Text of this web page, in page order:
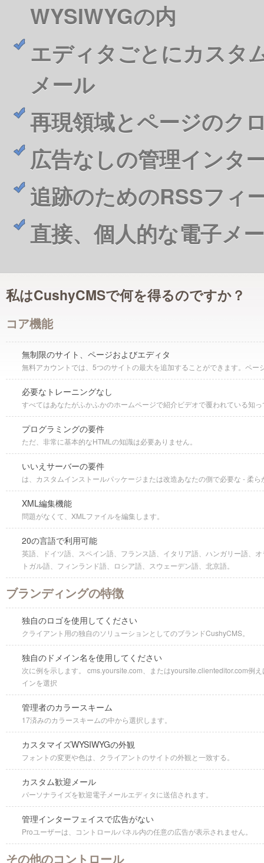
WYSIWYGの内
エディタごとにカスタ
メール
再現領域とページのク
広告なしの管理インタ
追跡のためのRSSフィ
直接、個人的な電子メ
私はCushyCMSで何を得るのですか？
コア機能
無制限のサイト、ページおよびエディタ
無料アカウントでは、5つのサイトの最大を追加することができます。ペー
必要なトレーニングなし
すべてはあなたがふかふかのホームページで紹介ビデオで覆われている知
プログラミングの要件
ただ、非常に基本的なHTMLの知識は必要ありません。
いいえサーバーの要件
は、カスタムインストールパッケージまたは改造あなたの側で必要な - 柔
XML編集機能
問題がなくて、XMLファイルを編集します。
20の言語で利用可能
英語、ドイツ語、スペイン語、フランス語、イタリア語、ハンガリー語、
トガル語、フィンランド語、ロシア語、スウェーデン語、北京語。
ブランディングの特徴
独自のロゴを使用してください
クライアント用の独自のソリューションとしてのブランドCushyCMS。
独自のドメイン名を使用してください
次に例を示します。 cms.yoursite.com、またはyoursite.clienteditor.com例
インを選択
管理者のカラースキーム
17済みのカラースキームの中から選択します。
カスタマイズWYSIWYGの外観
フォントの変更や色は、クライアントのサイトの外観と一致する。
カスタム歓迎メール
パーソナライズを歓迎電子メールエディタに送信されます。
管理インターフェイスで広告がない
Proユーザーは、コントロールパネル内の任意の広告が表示されません。
その他のコントロール